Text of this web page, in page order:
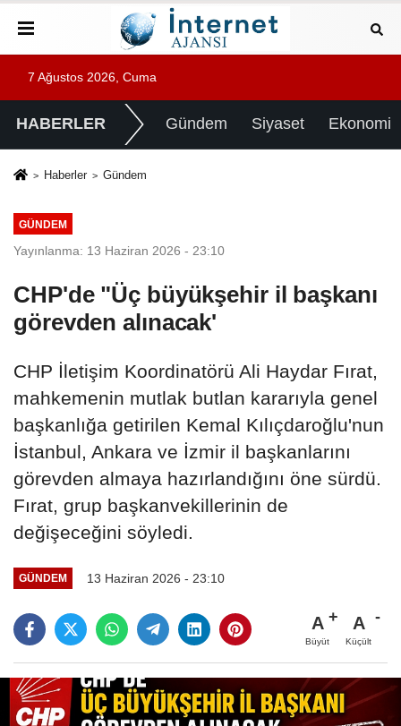
7 Ağustos 2026, Cuma
HABERLER Gündem Siyaset Ekonomi
Haberler Gündem
GÜNDEM
Yayınlanma: 13 Haziran 2026 - 23:10
CHP'de "Üç büyükşehir il başkanı
görevden alınacak'
CHP İletişim Koordinatörü Ali Haydar Fırat,
mahkemenin mutlak butlan kararıyla genel
başkanlığa getirilen Kemal Kılıçdaroğlu'nun
İstanbul, Ankara ve İzmir il başkanlarını
görevden almaya hazırlandığını öne sürdü.
Fırat, grup başkanvekillerinin de
değişeceğini söyledi.
GÜNDEM 13 Haziran 2026 - 23:10
A
Büyüt
A
Küçült